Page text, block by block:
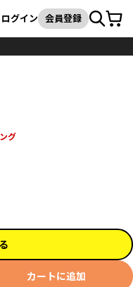
検索
ログイン 会員登録カート
グ
カートに追加